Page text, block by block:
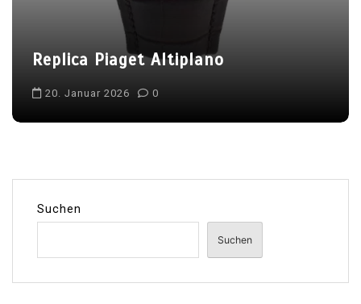
Replica Piaget Altiplano
20. Januar 2026 0
Suchen
Suchen